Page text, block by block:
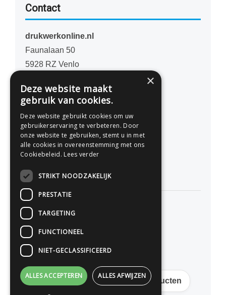
Contact
drukwerkonline.nl
Faunalaan 50
5928 RZ Venlo
077 - 741 07 41
info@drukwerkonline.nl
KvK 12053217
Persoonlijk advies
Premium kwaliteit
Gratis verzending op veel producten
×
Deze website maakt
gebruik van cookies.
Deze website gebruikt cookies om uw
gebruikerservaring te verbeteren. Door
onze website te gebruiken, stemt u in met
alle cookies in overeenstemming met ons
Cookiebeleid. Lees verder
STRIKT NOODZAKELIJK
PRESTATIE
TARGETING
FUNCTIONEEL
NIET-GECLASSIFICEERD
ALLES ACCEPTEREN ALLES AFWIJZEN